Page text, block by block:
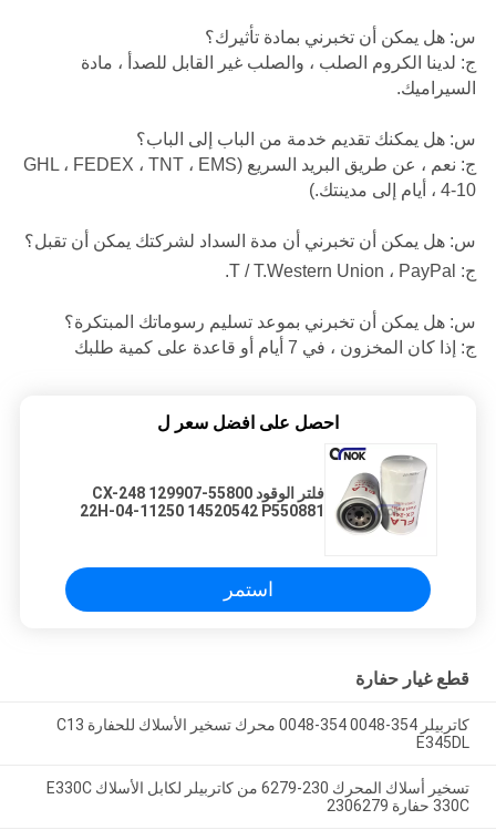
س: هل يمكن أن تخبرني بمادة تأثيرك؟
ج: لدينا الكروم الصلب ، والصلب غير القابل للصدأ ، مادة
السيراميك.
س: هل يمكنك تقديم خدمة من الباب إلى الباب؟
ج: نعم ، عن طريق البريد السريع (GHL ، FEDEX ، TNT ، EMS
، 4-10 أيام إلى مدينتك.)
س: هل يمكن أن تخبرني أن مدة السداد لشركتك يمكن أن تقبل؟
ج: T / T.Western Union ، PayPal.
س: هل يمكن أن تخبرني بموعد تسليم رسوماتك المبتكرة؟
ج: إذا كان المخزون ، في 7 أيام أو قاعدة على كمية طلبك
احصل على افضل سعر ل
فلتر الوقود CX-248 129907-55800
22H-04-11250 14520542 P550881
استمر
قطع غيار حفارة
كاتربيلر 354-0048 354-0048 محرك تسخير الأسلاك للحفارة C13
E345DL
تسخير أسلاك المحرك 230-6279 من كاتربيلر لكابل الأسلاك E330C
330C حفارة 2306279